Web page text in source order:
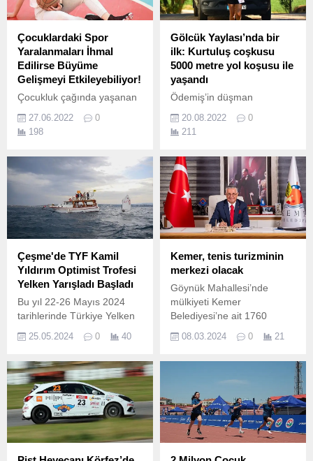
Çocuklardaki Spor
Yaralanmaları İhmal
Edilirse Büyüme
Gelişmeyi Etkileyebiliyor!
Çocukluk çağında yaşanan
çocuğun büyüme gelişmesi
üzerine olumsuz etkileri
Ortopedi ve Travmatoloji
uzmanı Prof.
27.06.2022
0
198
Gölcük Yaylası’nda bir
ilk: Kurtuluş coşkusu
5000 metre yol koşusu ile
yaşandı
Ödemiş’in düşman
100.
20.08.2022
0
211
Çeşme'de TYF Kamil
Yıldırım Optimist Trofesi
Yelken Yarışladı Başladı
Bu yıl 22-26 Mayıs 2024
tarihlerinde Türkiye Yelken
sorumluluğunda, Çeşme
tarafından ikincisi
gerçekleştirilen TYF Kamil
Yıldırım Optimist Trofesi
Yelken Yarışları’nda günün
ve serinin ilk yarışının
startını veren Çeşme
Belediye Başkanı Lal
25.05.2024 0 40
Kemer, tenis turizminin
merkezi olacak
Göynük Mahallesi’nde
mülkiyeti Kemer
Belediyesi’ne ait 1760
2886 sayılı Devlet İhale
yıllığına Corendon Turizm
Grubu’na kiralanmıştı.
08.03.2024 0 21